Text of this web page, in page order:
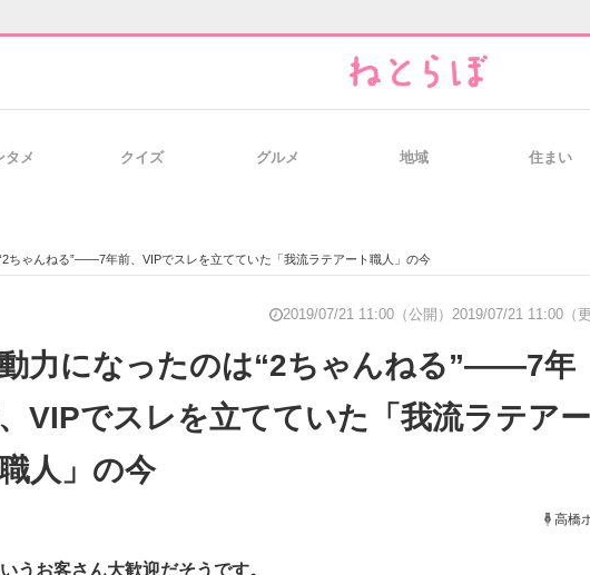
企業向けIT製品の総合サイト IT製品の技術・比較・事例
タメ クイズ グルメ 地域 住まい
ちゃんねる”――7年前、VIPでスレを立てていた「我流ラテアート職人」の今
2019/07/21 11:00（公開） 2019/07/21 11:00（更
力になったのは“2ちゃんねる”――7年
VIPでスレを立てていた「我流ラテアー
職人」の今
高橋
うお客さん大歓迎だそうです。